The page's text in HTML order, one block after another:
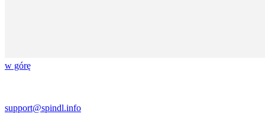
w górę
support@spindl.info